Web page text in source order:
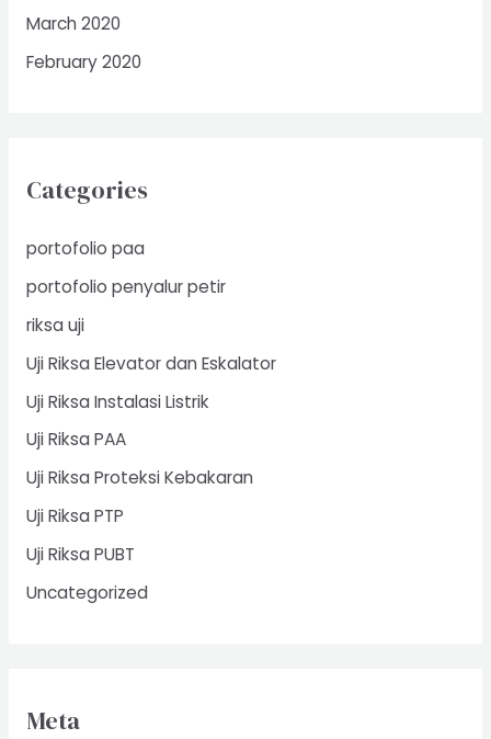
March 2020
February 2020
Categories
portofolio paa
portofolio penyalur petir
riksa uji
Uji Riksa Elevator dan Eskalator
Uji Riksa Instalasi Listrik
Uji Riksa PAA
Uji Riksa Proteksi Kebakaran
Uji Riksa PTP
Uji Riksa PUBT
Uncategorized
Meta